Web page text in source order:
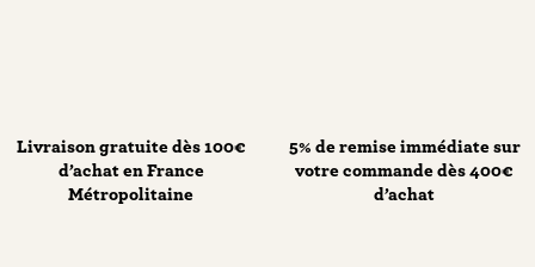
Livraison gratuite dès 100€
d’achat en France
Métropolitaine
5% de remise immédiate sur
votre commande dès 400€
d’achat